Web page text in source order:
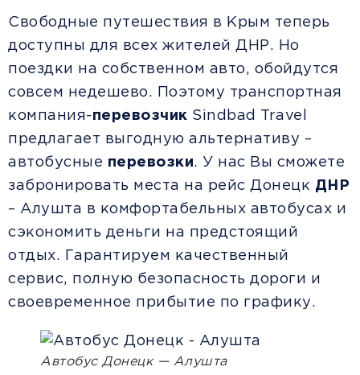
Свободные путешествия в Крым теперь
доступны для всех жителей ДНР. Но
поездки на собственном авто, обойдутся
совсем недешево. Поэтому транспортная
компания-перевозчик Sindbad Travel
предлагает выгодную альтернативу –
автобусные перевозки. У нас Вы сможете
забронировать места на рейс Донецк ДНР
– Алушта в комфортабельных автобусах и
сэкономить деньги на предстоящий
отдых. Гарантируем качественный
сервис, полную безопасность дороги и
своевременное прибытие по графику.
Автобус Донецк — Алушта